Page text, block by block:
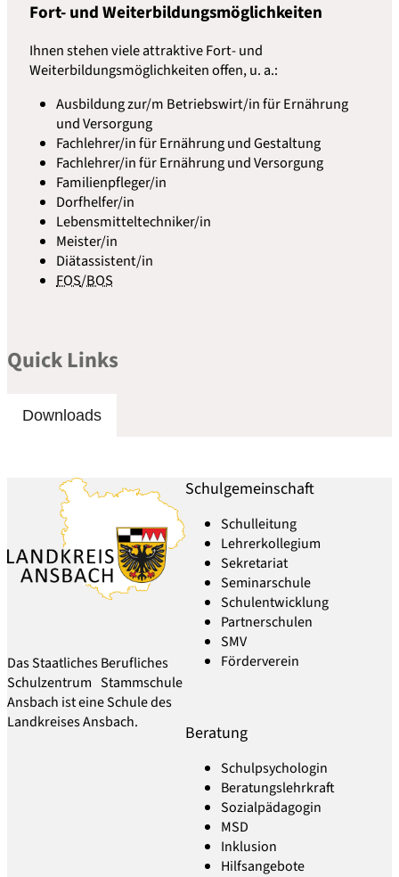
Fort- und Weiterbildungsmöglichkeiten
Ihnen stehen viele attraktive Fort- und
Weiterbildungsmöglichkeiten offen, u. a.:
Ausbildung zur/m Betriebswirt/in für Ernährung
und Versorgung
Fachlehrer/in für Ernährung und Gestaltung
Fachlehrer/in für Ernährung und Versorgung
Familienpfleger/in
Dorfhelfer/in
Lebensmitteltechniker/in
Meister/in
Diätassistent/in
FOS/BOS
Quick Links
Downloads
Das Staatliches Berufliches
Schulzentrum Stammschule
Ansbach ist eine Schule des
Landkreises Ansbach.
Schulgemeinschaft
Schulleitung
Lehrerkollegium
Sekretariat
Seminarschule
Schulentwicklung
Partnerschulen
SMV
Förderverein
Beratung
Schulpsychologin
Beratungslehrkraft
Sozialpädagogin
MSD
Inklusion
Hilfsangebote